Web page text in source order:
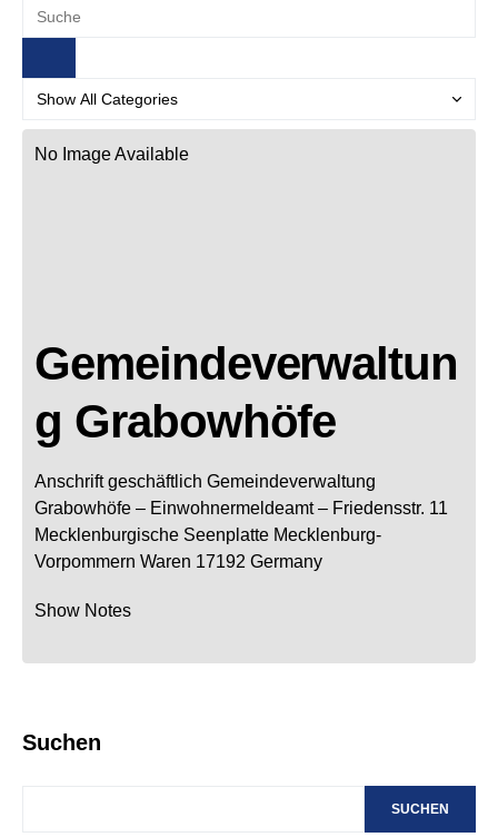
No Image Available
Gemeindeverwaltun
g Grabowhöfe
Anschrift geschäftlich Gemeindeverwaltung
Grabowhöfe – Einwohnermeldeamt – Friedensstr. 11
Mecklenburgische Seenplatte Mecklenburg-
Vorpommern Waren 17192 Germany
Show Notes
Suchen
SUCHEN